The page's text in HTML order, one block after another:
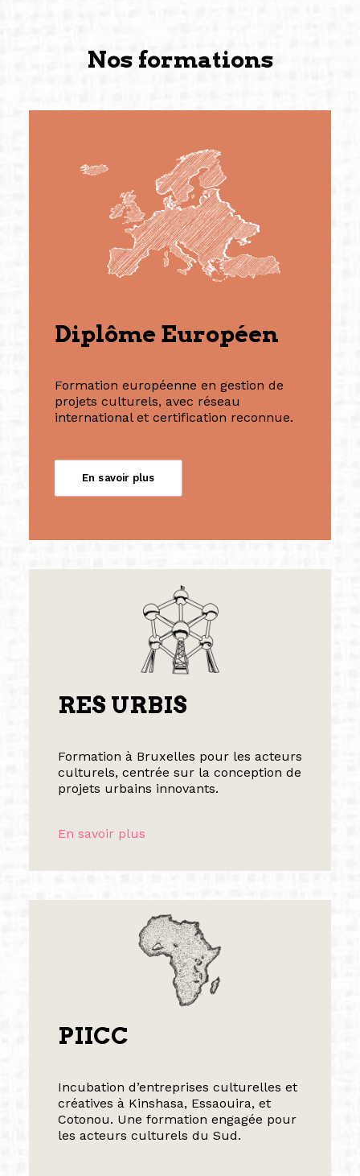
Nos formations
Diplôme Européen
Formation européenne en gestion de
projets culturels, avec réseau
international et certification reconnue.
En savoir plus
RES URBIS
Formation à Bruxelles pour les acteurs
culturels, centrée sur la conception de
projets urbains innovants.
En savoir plus
PIICC
Incubation d’entreprises culturelles et
créatives à Kinshasa, Essaouira, et
Cotonou. Une formation engagée pour
les acteurs culturels du Sud.